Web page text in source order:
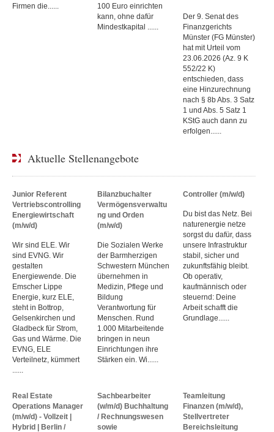
Firmen die......
100 Euro einrichten
kann, ohne dafür
Mindestkapital ......
Der 9. Senat des
Finanzgerichts
Münster (FG Münster)
hat mit Urteil vom
23.06.2026 (Az. 9 K
552/22 K)
entschieden, dass
eine Hinzurechnung
nach § 8b Abs. 3 Satz
1 und Abs. 5 Satz 1
KStG auch dann zu
erfolgen......
Aktuelle Stellenangebote
Junior Referent
Vertriebscontrolling
Energiewirtschaft
(m/w/d)
Wir sind ELE. Wir
sind EVNG. Wir
gestalten
Energiewende. Die
Emscher Lippe
Energie, kurz ELE,
steht in Bottrop,
Gelsenkirchen und
Gladbeck für Strom,
Gas und Wärme. Die
EVNG, ELE
Verteilnetz, kümmert
Bilanzbuchalter
Vermögensverwaltu
ng und Orden
(m/w/d)
Die Sozialen Werke
der Barmherzigen
Schwestern München
übernehmen in
Medizin, Pflege und
Bildung
Verantwortung für
Menschen. Rund
1.000 Mitarbeitende
bringen in neun
Einrichtungen ihre
Stärken ein. Wi......
Controller (m/w/d)
Du bist das Netz. Bei
naturenergie netze
sorgst du dafür, dass
unsere Infrastruktur
stabil, sicher und
zukunftsfähig bleibt.
Ob operativ,
kaufmännisch oder
steuernd: Deine
Arbeit schafft die
Grundlage......
Real Estate
Operations Manager
(m/w/d) - Vollzeit |
Hybrid | Berlin /
Sachbearbeiter
(w/m/d) Buchhaltung
/ Rechnungswesen
sowie
Teamleitung
Finanzen (m/w/d),
Stellvertreter
Bereichsleitung